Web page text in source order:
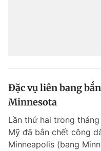
Đặc vụ liên bang
Minnesota
Lần thứ hai trong
Mỹ đã bắn chết công
Minneapolis (bang